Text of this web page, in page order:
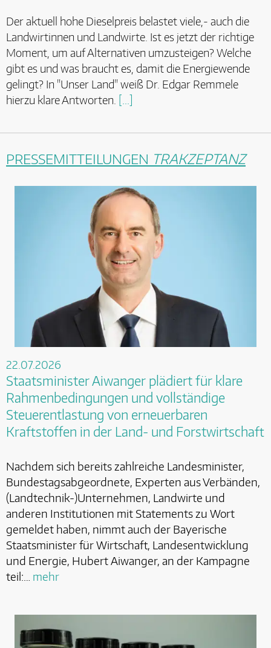
Der aktuell hohe Dieselpreis belastet viele,- auch die
Landwirtinnen und Landwirte. Ist es jetzt der richtige
Moment, um auf Alternativen umzusteigen? Welche
gibt es und was braucht es, damit die Energiewende
gelingt? In "Unser Land" weiß Dr. Edgar Remmele
hierzu klare Antworten. [...]
PRESSEMITTEILUNGEN TRAKZEPTANZ
22.07.2026
Staatsminister Aiwanger plädiert für klare
Rahmenbedingungen und vollständige
Steuerentlastung von erneuerbaren
Kraftstoffen in der Land- und Forstwirtschaft
Nachdem sich bereits zahlreiche Landesminister,
Bundestagsabgeordnete, Experten aus Verbänden,
(Landtechnik-)Unternehmen, Landwirte und
anderen Institutionen mit Statements zu Wort
gemeldet haben, nimmt auch der Bayerische
Staatsminister für Wirtschaft, Landesentwicklung
und Energie, Hubert Aiwanger, an der Kampagne
teil:… mehr